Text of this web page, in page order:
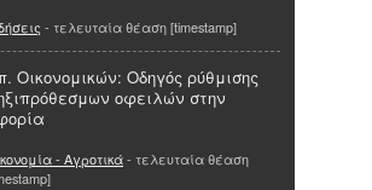
- τελευταία θέαση [timestamp]
Οικονομικών: Οδηγός ρύθμισης
οφειλών στην
- Αγροτικά- τελευταία θέαση